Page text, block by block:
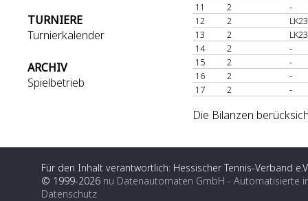
TURNIERE
Turnierkalender
ARCHIV
Spielbetrieb
11
2
-
12
2
13
2
14
2
-
15
2
-
16
2
-
17
2 -
Die Bilanzen
Für den Inhalt verantwortlich: Hessischer Tennis-Verband
© 1999-2026 nu Datenautomaten GmbH - Automatisierte
Datenschutz